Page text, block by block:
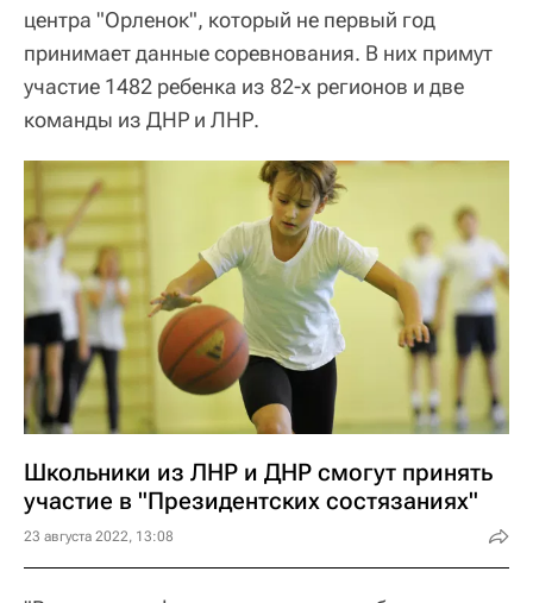
центра "Орленок", который не первый год
принимает данные соревнования. В них примут
участие 1482 ребенка из 82-х регионов и две
команды из ДНР и ЛНР.
Школьники из ЛНР и ДНР смогут принять
участие в "Президентских состязаниях"
23 августа 2022, 13:08